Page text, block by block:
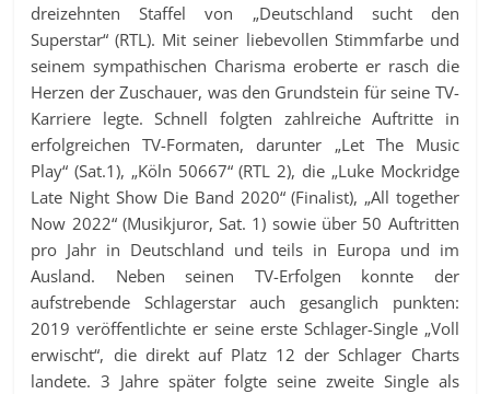
dreizehnten Staffel von „Deutschland sucht den
Superstar“ (RTL). Mit seiner liebevollen Stimmfarbe und
seinem sympathischen Charisma eroberte er rasch die
Herzen der Zuschauer, was den Grundstein für seine TV-
Karriere legte. Schnell folgten zahlreiche Auftritte in
erfolgreichen TV-Formaten, darunter „Let The Music
Play“ (Sat.1), „Köln 50667“ (RTL 2), die „Luke Mockridge
Late Night Show Die Band 2020“ (Finalist), „All together
Now 2022“ (Musikjuror, Sat. 1) sowie über 50 Auftritten
pro Jahr in Deutschland und teils in Europa und im
Ausland. Neben seinen TV-Erfolgen konnte der
aufstrebende Schlagerstar auch gesanglich punkten:
2019 veröffentlichte er seine erste Schlager-Single „Voll
erwischt“, die direkt auf Platz 12 der Schlager Charts
landete. 3 Jahre später folgte seine zweite Single als